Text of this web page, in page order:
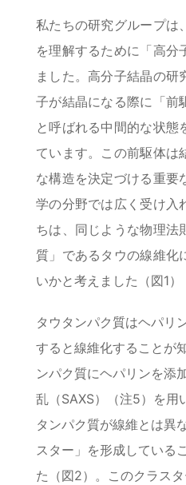
私たちの研究グループは
を理解するために「高分
ました。高分子結晶の研
子が結晶になる際に「前
と呼ばれる中間的な状態
ています。この前駆体は
な構造を決定づける重要
学の分野では広く受け入
ちは、同じような物理法
質」であるタウの線維化
いかと考えました（図1）
タウタンパク質はヘパリ
すると線維化することが
ンパク質にヘパリンを添
乱（SAXS）（注5）を用
タンパク質が線維とは異
スター」を形成している
た（図2）。このクラス